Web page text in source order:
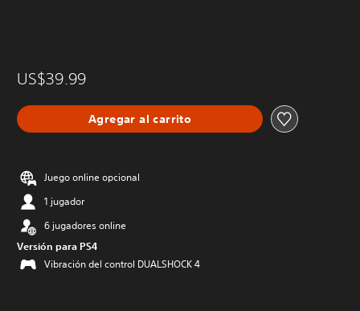
US$39.99
Agregar al carrito
Juego online opcional
1 jugador
6 jugadores online
Versión para PS4
Vibración del control DUALSHOCK 4